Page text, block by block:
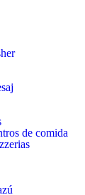
de comida